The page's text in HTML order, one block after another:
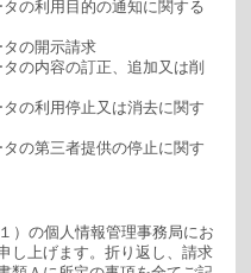
の利用目的の通知に関する
の開示請求
の内容の訂正、追加又は削
の利用停止又は消去に関す
の第三者提供の停止に関す
）の個人情報管理事務局にお
し上げます。折り返し、請求